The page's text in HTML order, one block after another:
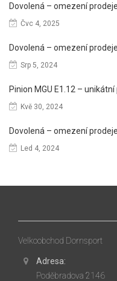
Dovolená – omezení
Čvc 4, 2025
Dovolená – omezení prodeje
Srp 5, 2024
Pinion MGU E1.12 –
Kvě 30, 2024
Dovolená – omezení prodeje
Led 4, 2024
Velkoobchod Dornsport
Adresa:
Poděbradova 2146